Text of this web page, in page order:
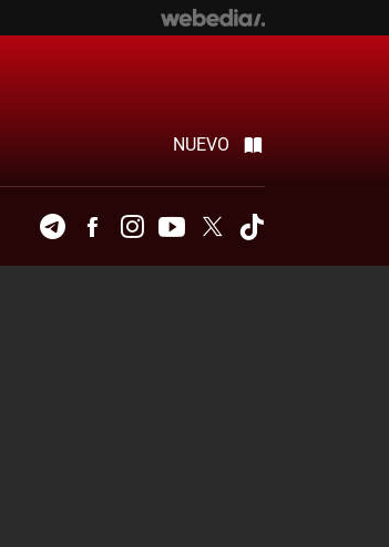
NUEVO
TelegramFacebookInstagramYoutubeTwitter